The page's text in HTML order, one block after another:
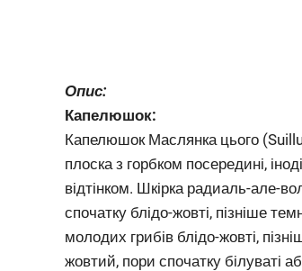
Опис:
Капелюшок:
Капелюшок Маслянка цього
плоска з горбком посередині,
відтінком. Шкірка радиаль-але-
спочатку блідо-жовті, пізніше
молодих грибів блідо-жовті,
жовтий, пори спочатку білуваті